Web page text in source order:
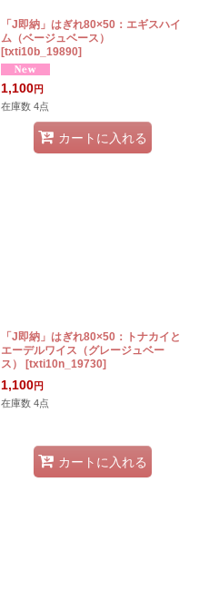
「J即納」はぎれ80×50：エギスハイ
ム（ベージュベース）
[txti10b_19890]
1,100円
在庫数 4点
カートに入れる
「J即納」はぎれ80×50：トナカイと
エーデルワイス（グレージュベー
ス）
[txti10n_19730]
1,100円
在庫数 4点
カートに入れる